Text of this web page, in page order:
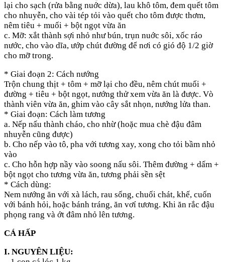
lại cho sạch (rửa bằng nuớc dừa), lau khô tôm, đem quết tôm
cho nhuyễn, cho vài tép tỏi vào quết cho tôm được thơm,
nêm tiêu + muối + bột ngọt vừa ăn
c. Mỡ: xắt thành sợi nhỏ như bún, trụn nuớc sôi, xốc ráo
nước, cho vào dĩa, ướp chút đường để nơi có gió độ 1/2 giờ
cho mỡ trong.
* Giai đoạn 2: Cách nướng
Trộn chung thịt + tôm + mỡ lại cho đều, nêm chút muối +
đường + tiêu + bột ngọt, nướng thử xem vừa ăn là được. Vò
thành viên vừa ăn, ghim vào cây sắt nhọn, nướng lửa than.
* Giai đoạn: Cách làm tương
a. Nếp nấu thành cháo, cho nhừ (hoặc mua chè đậu đâm
nhuyễn cũng được)
b. Cho nếp vào tô, pha với tương xay, xong cho tỏi bầm nhỏ
vào
c. Cho hỗn hợp nầy vào soong nấu sôi. Thêm đường + dấm +
bột ngọt cho tương vừa ăn, tương phải sền sệt
* Cách dùng:
Nem nướng ăn với xà lách, rau sống, chuối chát, khế, cuốn
với bánh hỏi, hoặc bánh tráng, ăn vơí tương. Khi ăn rắc đậu
phọng rang và ớt đâm nhỏ lên tương.
CÁ HẤP
I. NGUYÊN LIỆU: